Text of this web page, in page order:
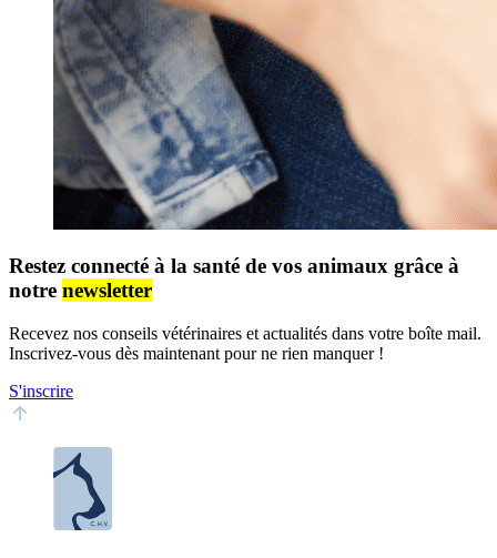
Restez connecté à la santé de vos animaux grâce à
notre newsletter
Recevez nos conseils vétérinaires et actualités dans votre boîte mail.
Inscrivez-vous dès maintenant pour ne rien manquer !
S'inscrire